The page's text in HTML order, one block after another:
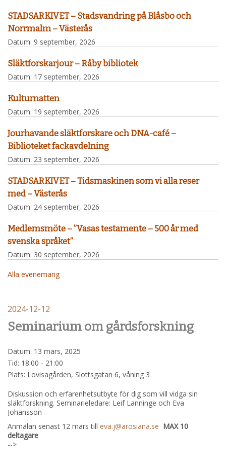
STADSARKIVET – Stadsvandring på Blåsbo och
Norrmalm – Västerås
Datum: 9 september, 2026
Släktforskarjour – Råby bibliotek
Datum: 17 september, 2026
Kulturnatten
Datum: 19 september, 2026
Jourhavande släktforskare och DNA-café –
Biblioteket fackavdelning
Datum: 23 september, 2026
STADSARKIVET – Tidsmaskinen som vi alla reser
med – Västerås
Datum: 24 september, 2026
Medlemsmöte – ”Vasas testamente – 500 år med
svenska språket”
Datum: 30 september, 2026
Alla evenemang
2024-12-12
Seminarium om gårdsforskning
Datum: 13 mars, 2025
Tid: 18:00 - 21:00
Plats: Lovisagården, Slottsgatan 6, våning 3
Diskussion och erfarenhetsutbyte för dig som vill vidga sin
släktforskning. Seminarieledare: Leif Lanninge och Eva
Johansson
Anmälan senast 12 mars till eva.j@arosiana.se MAX 10
deltagare
-->